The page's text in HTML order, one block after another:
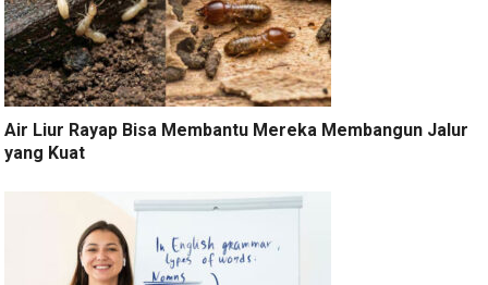
Air Liur Rayap Bisa Membantu Mereka Membangun Jalur
yang Kuat